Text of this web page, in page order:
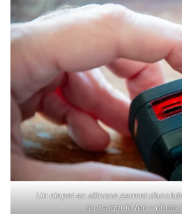
Un clapet en silicone permet
recharger le feu – photo